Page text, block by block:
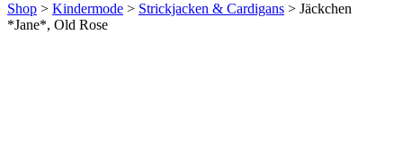
Shop > Kindermode > Strickjacken & Cardigans > Jäckchen
*Jane*, Old Rose